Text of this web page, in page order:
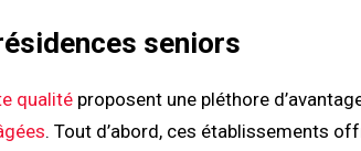
seniors
qualité proposent une pléthore
. Tout d’abord, ces établissements